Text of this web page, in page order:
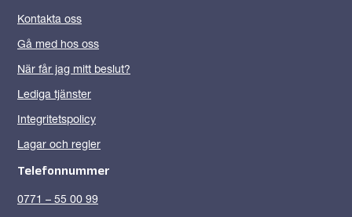
Kontakta oss
Gå med hos oss
När får jag mitt beslut?
Lediga tjänster
Integritetspolicy
Lagar och regler
Telefonnummer
0771 – 55 00 99